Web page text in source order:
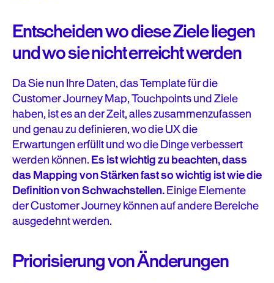
Entscheiden wo diese Ziele liegen
und wo sie nicht erreicht werden
Da Sie nun Ihre Daten, das Template für die
Customer Journey Map, Touchpoints und Ziele
haben, ist es an der Zeit, alles zusammenzufassen
und genau zu definieren, wo die UX die
Erwartungen erfüllt und wo die Dinge verbessert
werden können.Es ist wichtig zu beachten, dass
das Mapping von Stärken fast so wichtig ist wie die
Definition von Schwachstellen.Einige Elemente
der Customer Journey können auf andere Bereiche
ausgedehnt werden.
Priorisierung von Änderungen